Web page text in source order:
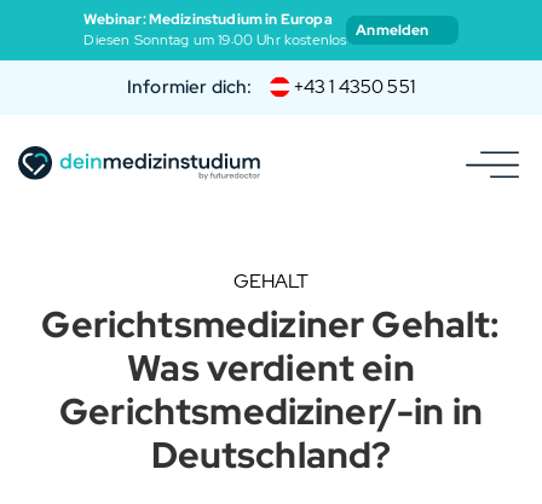
Webinar: Medizinstudium in Europa
Diesen Sonntag um 19:00 Uhr kostenlos Anmelden
Informier dich: +43 1 4350 551
GEHALT
Gerichtsmediziner Gehalt:
Was verdient ein
Gerichtsmediziner/-in in
Deutschland?